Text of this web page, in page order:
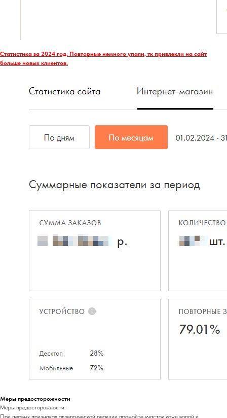
Статистика за 2024 год. Повторные немного упали, тк привлекли на сайт
больше новых клиентов.
Меры предосторожности
Меры предосторожности:
При первых признаках аллергической реакции промойте участок кожи водой и